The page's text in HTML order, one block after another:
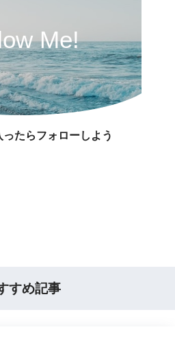
Me!
たらフォローしよう
すめ記事